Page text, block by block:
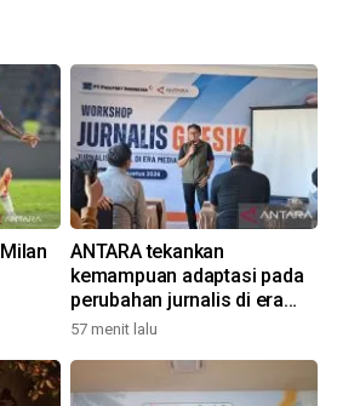
ANTARA tekankan
kemampuan adaptasi pada
perubahan jurnalis di era
digital
57 menit lalu